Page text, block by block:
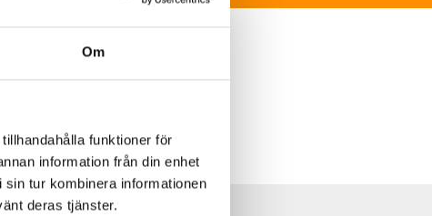
Om
funktioner för
information från din enhet
tur kombinera informationen
deras tjänster.